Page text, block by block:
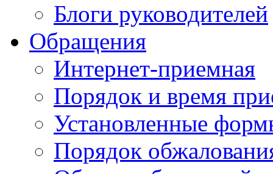
Блоги руководителей
Обращения
Интернет-приемная
Порядок и время
Установленные
Порядок